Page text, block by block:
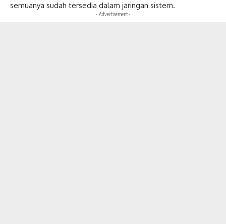
semuanya sudah tersedia dalam jaringan sistem.
- Advertisement -